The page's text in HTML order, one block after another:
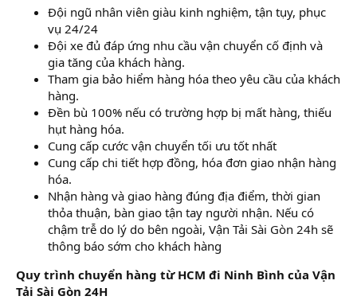
Đội ngũ nhân viên giàu kinh nghiệm, tận tụy, phục
vụ 24/24
Đội xe đủ đáp ứng nhu cầu vận chuyển cố định và
gia tăng của khách hàng.
Tham gia bảo hiểm hàng hóa theo yêu cầu của khách
hàng.
Đền bù 100% nếu có trường hợp bị mất hàng, thiếu
hụt hàng hóa.
Cung cấp cước vận chuyển tối ưu tốt nhất
Cung cấp chi tiết hợp đồng, hóa đơn giao nhận hàng
hóa.
Nhận hàng và giao hàng đúng địa điểm, thời gian
thỏa thuận, bàn giao tận tay người nhận. Nếu có
chậm trễ do lý do bên ngoài, Vận Tải Sài Gòn 24h sẽ
thông báo sớm cho khách hàng
Quy trình chuyển hàng từ HCM đi Ninh Bình của Vận
Tải Sài Gòn 24H